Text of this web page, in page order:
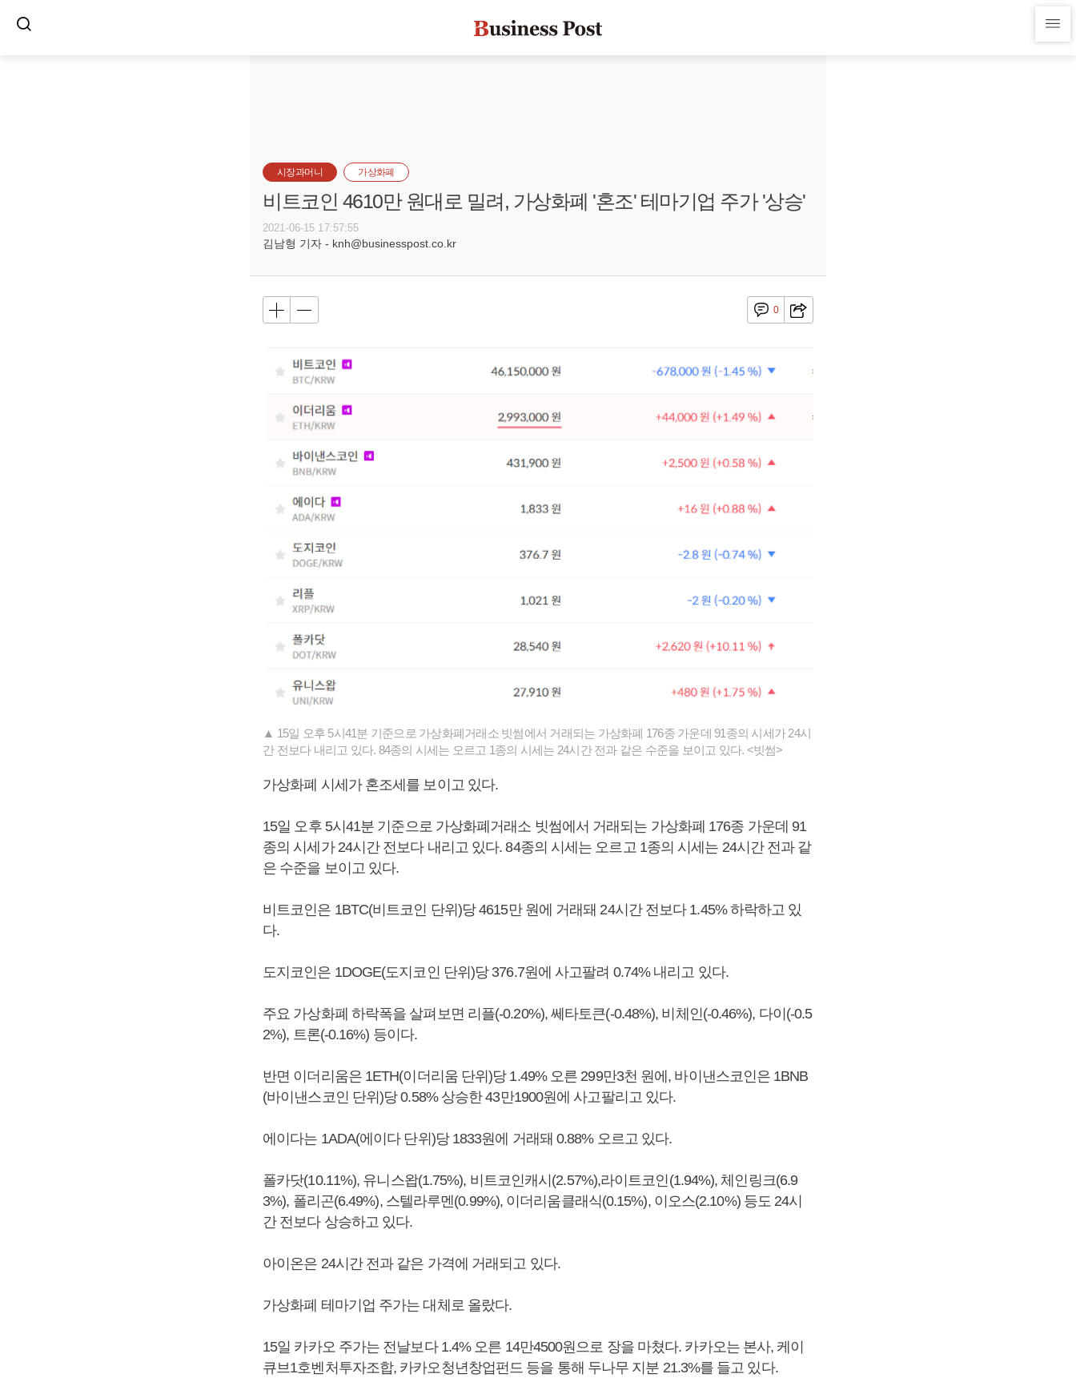
시장과머니 가상화폐
비트코인 4610만 원대로 밀려, 가상화폐 '혼조' 테마기업 주가 '상승'
2021-06-15 17:57:55
김남형 기자 - knh@businesspost.co.kr
0
▲ 15일 오후 5시41분 기준으로 가상화폐거래소 빗썸에서 거래되는 가상화폐 176종 가운데 91종의 시세가 24시
간 전보다 내리고 있다. 84종의 시세는 오르고 1종의 시세는 24시간 전과 같은 수준을 보이고 있다. <빗썸>
가상화폐 시세가 혼조세를 보이고 있다.
15일 오후 5시41분 기준으로 가상화폐거래소 빗썸에서 거래되는 가상화폐 176종 가운데 91
종의 시세가 24시간 전보다 내리고 있다. 84종의 시세는 오르고 1종의 시세는 24시간 전과 같
은 수준을 보이고 있다.
비트코인은 1BTC(비트코인 단위)당 4615만 원에 거래돼 24시간 전보다 1.45% 하락하고 있
다.
도지코인은 1DOGE(도지코인 단위)당 376.7원에 사고팔려 0.74% 내리고 있다.
주요 가상화폐 하락폭을 살펴보면 리플(-0.20%), 쎄타토큰(-0.48%), 비체인(-0.46%), 다이(-0.5
2%), 트론(-0.16%) 등이다.
반면 이더리움은 1ETH(이더리움 단위)당 1.49% 오른 299만3천 원에, 바이낸스코인은 1BNB
(바이낸스코인 단위)당 0.58% 상승한 43만1900원에 사고팔리고 있다.
에이다는 1ADA(에이다 단위)당 1833원에 거래돼 0.88% 오르고 있다.
폴카닷(10.11%), 유니스왑(1.75%), 비트코인캐시(2.57%),라이트코인(1.94%), 체인링크(6.9
3%), 폴리곤(6.49%), 스텔라루멘(0.99%), 이더리움클래식(0.15%), 이오스(2.10%) 등도 24시
간 전보다 상승하고 있다.
아이온은 24시간 전과 같은 가격에 거래되고 있다.
가상화폐 테마기업 주가는 대체로 올랐다.
15일 카카오 주가는 전날보다 1.4% 오른 14만4500원으로 장을 마쳤다. 카카오는 본사, 케이
큐브1호벤처투자조합, 카카오청년창업펀드 등을 통해 두나무 지분 21.3%를 들고 있다.